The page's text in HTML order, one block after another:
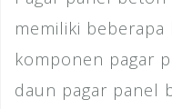
memiliki
komponen pagar
daun pagar panel